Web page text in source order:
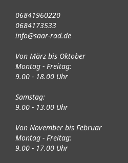
06841960220
0684173533
info@saar-rad.de
Von März bis Oktober
Montag - Freitag:
9.00 - 18.00 Uhr
Samstag:
9.00 - 13.00 Uhr
Von November bis Februar
Montag - Freitag:
9.00 - 17.00 Uhr